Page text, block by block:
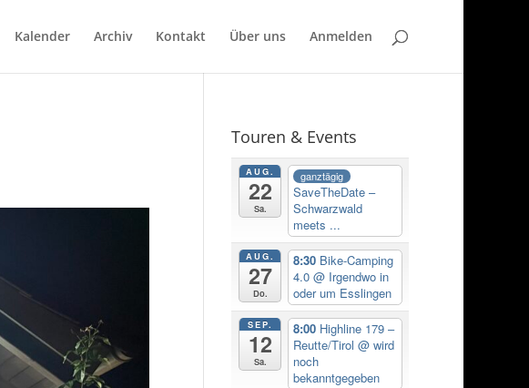
Kalender Archiv Kontakt Über uns Anmelden
Touren & Events
AUG.
22
Sa.
ganztägig
SaveTheDate –
Schwarzwald
meets ...
AUG.
27
Do.
8:30 Bike-Camping
4.0@ Irgendwo in
oder um Esslingen
SEP.
12
Sa.
8:00 Highline 179 –
Reutte/Tirol@ wird
noch
bekanntgegeben